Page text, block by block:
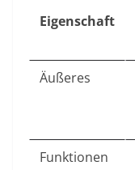
Eigenschaft
Äußeres
Funktionen